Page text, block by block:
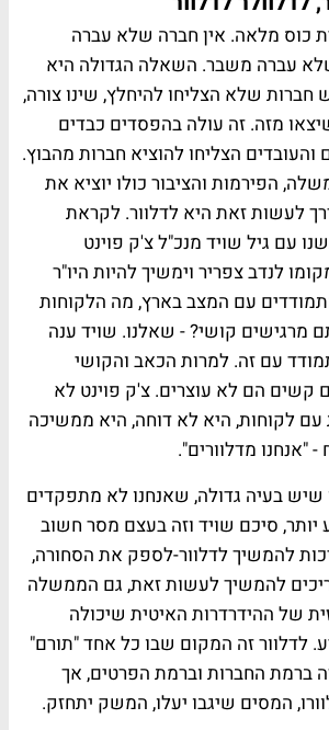
כוס מלאה. אין חברה שלא עברה
עברה משבר. השאלה הגדולה היא
חברות שלא הצליחו להיחלץ, שינו צורה,
מזה. זה עולה בהפסדים כבדים
הצליחו להוציא חברות מהבוץ.
הפירמות והציבור כולו יוציא את
לעשות זאת היא לדלוור. לקראת
עם גיל שויד מנכ"ל צ'ק פוינט
לנדב צפריר וימשיך להיות היו"ר
עם המצב בארץ, מה הלקוחות
מרגישים קושי? - שאלנו. שויד ענה
עם זה. למרות הכאב והקושי
קשים הם לא עוצרים. צ'ק פוינט לא
לקוחות, היא לא דוחה, היא ממשיכה
"אנחנו מדלוורים".
שיש בעיה גדולה, שאנחנו לא מתפקדים
יותר, סיכם שויד וזה בעצם מסר חשוב
להמשיך לדלוור-לספק את הסחורה,
להמשיך לעשות זאת, גם הממשלה
של ההידרדרות האיטית שיכולה
לדלוור זה המקום שבו כל אחד "תורם"
ברמת החברות וברמת הפרטים, אך
המסים שיגבו יעלו, המשק יתחזק.